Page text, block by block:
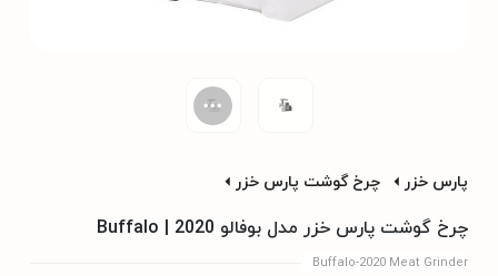
پارس خزر چرخ گوشت پارس خزر
چرخ گوشت پارس خزر مدل بوفالو Buffalo | 2020
Buffalo-2020 Meat Grinder